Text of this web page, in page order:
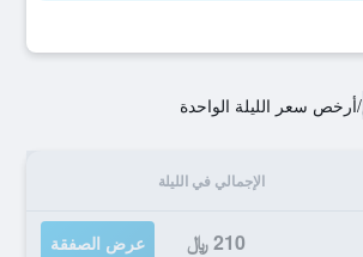
/أرخص سعر الليلة الواحدة
الإجمالي في الليلة
210 ﷼ عرض الصفقة